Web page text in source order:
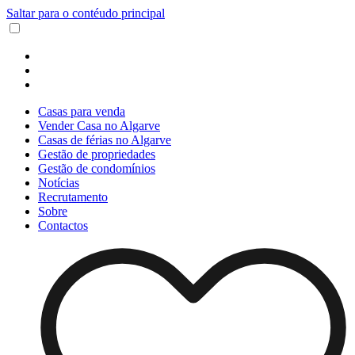
Saltar para o contéudo principal
Casas para venda
Vender Casa no Algarve
Casas de férias no Algarve
Gestão de propriedades
Gestão de condomínios
Notícias
Recrutamento
Sobre
Contactos